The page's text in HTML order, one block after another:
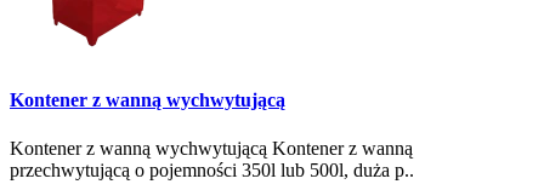
Kontener z wanną wychwytującą
Kontener z wanną wychwytującą Kontener z wanną
przechwytującą o pojemności 350l lub 500l, duża p..